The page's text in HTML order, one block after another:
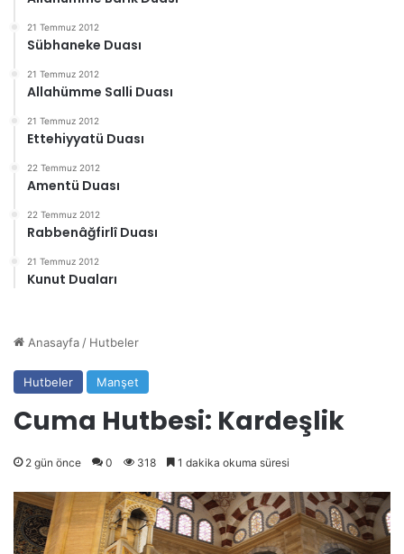
21 Temmuz 2012
Sübhaneke Duası
21 Temmuz 2012
Allahümme Salli Duası
21 Temmuz 2012
Ettehiyyatü Duası
22 Temmuz 2012
Amentü Duası
22 Temmuz 2012
Rabbenâğfirlî Duası
21 Temmuz 2012
Kunut Duaları